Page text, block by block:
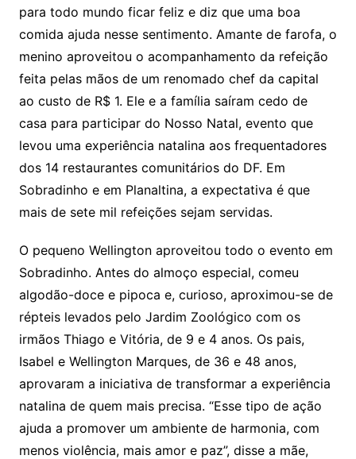
para todo mundo ficar feliz e diz que uma boa
comida ajuda nesse sentimento. Amante de farofa, o
menino aproveitou o acompanhamento da refeição
feita pelas mãos de um renomado chef da capital
ao custo de R$ 1. Ele e a família saíram cedo de
casa para participar do Nosso Natal, evento que
levou uma experiência natalina aos frequentadores
dos 14 restaurantes comunitários do DF. Em
Sobradinho e em Planaltina, a expectativa é que
mais de sete mil refeições sejam servidas.
O pequeno Wellington aproveitou todo o evento em
Sobradinho. Antes do almoço especial, comeu
algodão-doce e pipoca e, curioso, aproximou-se de
répteis levados pelo Jardim Zoológico com os
irmãos Thiago e Vitória, de 9 e 4 anos. Os pais,
Isabel e Wellington Marques, de 36 e 48 anos,
aprovaram a iniciativa de transformar a experiência
natalina de quem mais precisa. “Esse tipo de ação
ajuda a promover um ambiente de harmonia, com
menos violência, mais amor e paz”, disse a mãe,